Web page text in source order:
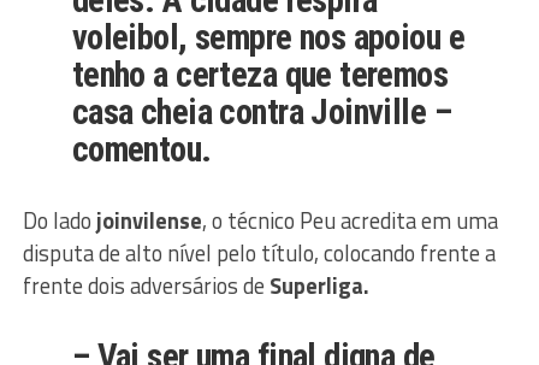
voleibol, sempre nos apoiou e
tenho a certeza que teremos
casa cheia contra Joinville –
comentou.
Do ladojoinvilense, o técnico Peu acredita em uma
disputa de alto nível pelo título, colocando frente a
frente dois adversários de Superliga.